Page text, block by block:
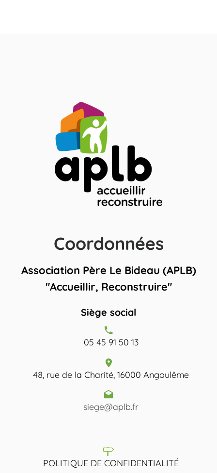
Coordonnées
Association Père Le Bideau (APLB)
"Accueillir, Reconstruire"
Siège social
05 45 91 50 13
48, rue de la Charité, 16000 Angoulême
siege@aplb.fr
POLITIQUE DE CONFIDENTIALITÉ